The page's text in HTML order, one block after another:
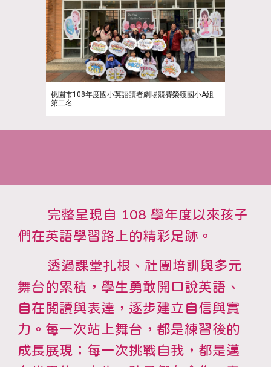
桃園市108年度國小英語讀者劇場競賽榮獲國小A組
第二名
完整呈現自 108 學年度以來孩子
們在英語學習路上的精彩足跡。
透過課堂扎根、社團培訓與多元
舞台的累積，學生勇敢開口說英語、
自在閱讀與表達，逐步建立自信與實
力。每一次站上舞台，都是練習後的
成長展現；每一次挑戰自我，都是邁